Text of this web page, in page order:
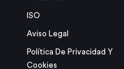
ISO
Aviso Legal
Política De Privacidad Y
Cookies